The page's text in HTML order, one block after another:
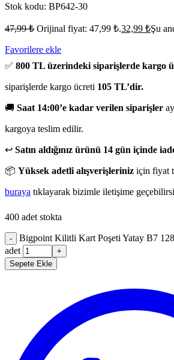
Stok kodu: BP642-30
47,99₺ Orijinal fiyat: 47,99 ₺.32,99 ₺Şu
Favorilere ekle
✅ 800 TL üzerindeki siparişlerde kargo
siparişlerde kargo ücreti 105 TL’dir.
🚚 Saat 14:00’e kadar verilen siparişler
kargoya teslim edilir.
↩️ Satın aldığınız ürünü 14 gün içinde
📦 Yüksek adetli alışverişleriniz için fiyat
buraya tıklayarak bizimle iletişime
400 adet stokta
-
Bigpoint Kilitli Kart Poşeti Yatay B7
adet
+
Sepete Ekle